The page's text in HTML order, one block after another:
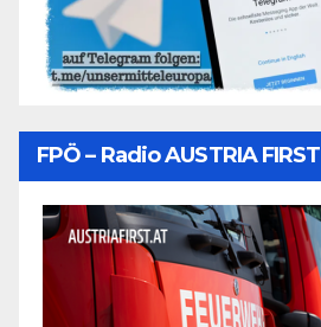
FPÖ – Radio AUSTRIA FIRST